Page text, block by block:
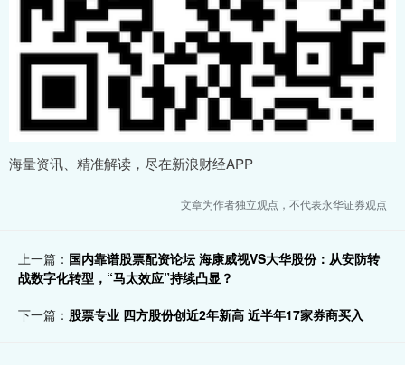
海量资讯、精准解读，尽在新浪财经APP
文章为作者独立观点，不代表永华证券观点
上一篇： 国内靠谱股票配资论坛 海康威视VS大华股份：从安防转
战数字化转型，“马太效应”持续凸显？
下一篇： 股票专业 四方股份创近2年新高 近半年17家券商买入